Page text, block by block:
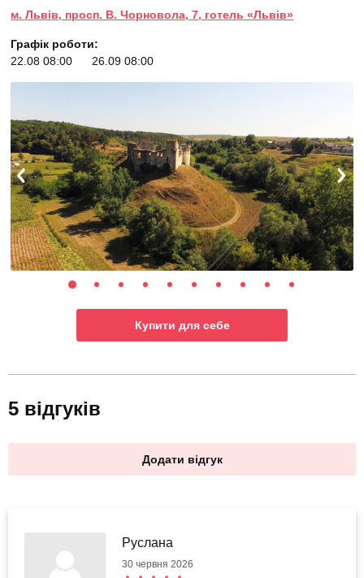
м. Львів, просп. В. Чорновола, 7, готель «Львів»
Графік роботи:
22.08 08:00
26.09 08:00
Купити для себе
5 відгуків
Додати відгук
Руслана
30 червня 2026